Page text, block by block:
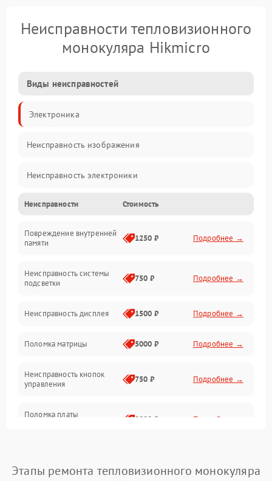
Неисправности тепловизионного
монокуляра Hikmicro
Виды неисправностей
Электроника
Неисправность изображения
Неисправность электроники
Электропитание
Матрица
Оптика
Неисправности Стоимость
Повреждение внутренней
памяти
1250 ₽ Подробнее →
Неисправность системы
подсветки
750 ₽ Подробнее →
Неисправность дисплея 1500 ₽ Подробнее →
Поломка матрицы 5000 ₽ Подробнее →
Неисправность кнопок
управления
750 ₽ Подробнее →
Поломка платы
2000 ₽ Подробнее →
Этапы ремонта тепловизионного монокуляра